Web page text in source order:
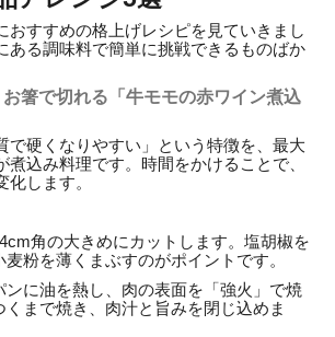
おすすめの格上げレシピを見ていきまし
ある調味料で簡単に挑戦できるものばか
箸で切れる「牛モモの赤ワイン煮込
で硬くなりやすい」という特徴を、最大
煮込み料理です。時間をかけることで、
します。
角の大きめにカットします。塩胡椒を
麦粉を薄くまぶすのがポイントです。
ンに油を熱し、肉の表面を「強火」で焼
くまで焼き、肉汁と旨みを閉じ込めま